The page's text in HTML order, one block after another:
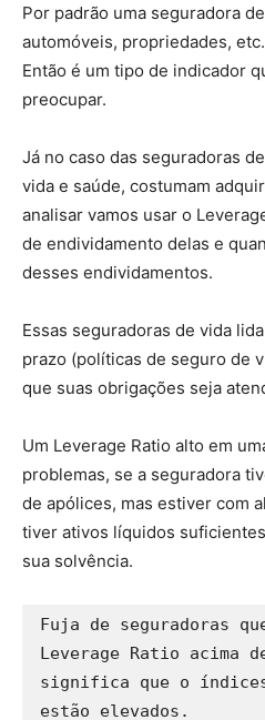
Por padrão uma seguradora
automóveis, propriedades,
Então é um tipo de indicador
preocupar.
Já no caso das seguradoras
vida e saúde, costumam
analisar vamos usar o
de endividamento delas e
desses endividamentos.
Essas seguradoras de vida
prazo (políticas de seguro de
que suas obrigações seja
Um Leverage Ratio alto em
problemas, se a seguradora
de apólices, mas estiver com
tiver ativos líquidos
sua solvência.
Fuja de seguradoras
Leverage Ratio acima
significa que o
estão elevados.